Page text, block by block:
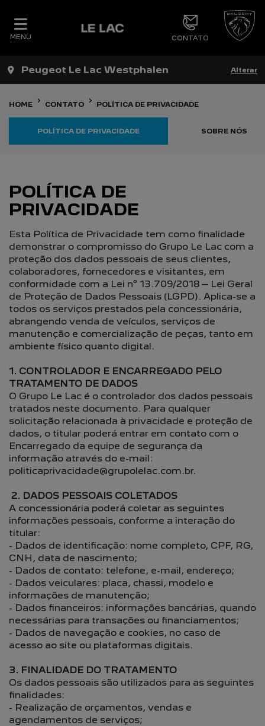
MENU CONTATO
Peugeot Le Lac Westphalen Alterar
HOME CONTATO POLÍTICA DE PRIVACIDADE
SOBRE NÓS
POLÍTICA DE PRIVACIDADE
POLÍTICA DE
PRIVACIDADE
Esta Política de Privacidade tem como finalidade
demonstrar o compromisso do Grupo Le Lac com a
proteção dos dados pessoais de seus clientes,
colaboradores, fornecedores e visitantes, em
conformidade com a Lei nº 13.709/2018 – Lei Geral
de Proteção de Dados Pessoais (LGPD). Aplica-se a
todos os serviços prestados pela concessionária,
abrangendo venda de veículos, serviços de
manutenção e comercialização de peças, tanto em
ambiente físico quanto digital.
1. CONTROLADOR E ENCARREGADO PELO
TRATAMENTO DE DADOS
O Grupo Le Lac é o controlador dos dados pessoais
tratados neste documento. Para qualquer
solicitação relacionada à privacidade e proteção de
dados, o titular poderá entrar em contato com o
Encarregado da equipe de segurança da
informação através do e-mail:
politicaprivacidade@grupolelac.com.br.
2. DADOS PESSOAIS COLETADOS
A concessionária poderá coletar as seguintes
informações pessoais, conforme a interação do
titular:
- Dados de identificação: nome completo, CPF, RG,
CNH, data de nascimento;
- Dados de contato: telefone, e-mail, endereço;
- Dados veiculares: placa, chassi, modelo e
informações de manutenção;
- Dados financeiros: informações bancárias, quando
necessárias para transações ou financiamentos;
- Dados de navegação e cookies, no caso de
acesso ao site ou plataformas digitais.
3. FINALIDADE DO TRATAMENTO
Os dados pessoais são utilizados para as seguintes
finalidades:
- Realização de orçamentos, vendas e
agendamentos de serviços;